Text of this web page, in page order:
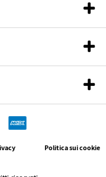
Politica sui cookie